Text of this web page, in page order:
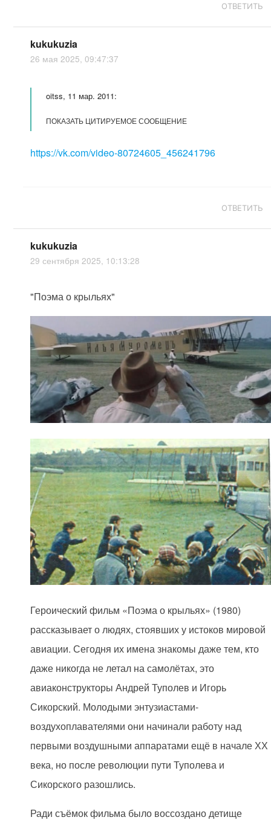
ОТВЕТИТЬ
kukukuzia
26 мая 2025, 09:47:37
oitss, 11 мар. 2011:
ПОКАЗАТЬ ЦИТИРУЕМОЕ СООБЩЕНИЕ
https://vk.com/video-80724605_456241796
ОТВЕТИТЬ
kukukuzia
29 сентября 2025, 10:13:28
"Поэма о крыльях"
Героический фильм «Поэма о крыльях» (1980)
рассказывает о людях, стоявших у истоков мировой
авиации. Сегодня их имена знакомы даже тем, кто
даже никогда не летал на самолётах, это
авиаконструкторы Андрей Туполев и Игорь
Сикорский. Молодыми энтузиастами-
воздухоплавателями они начинали работу над
первыми воздушными аппаратами ещё в начале ХХ
века, но после революции пути Туполева и
Сикорского разошлись.
Ради съёмок фильма было воссоздано детище